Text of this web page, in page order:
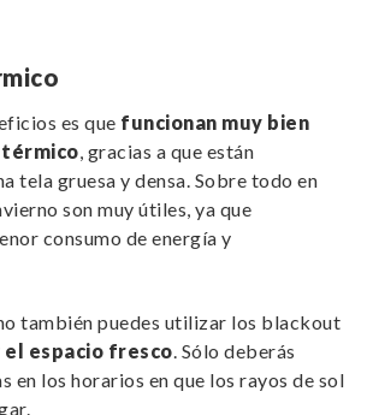
es que funcionan muy bien
térmico , gracias a que están
tela gruesa y densa. Sobre todo en
son muy útiles, ya que
consumo de energía y
también puedes utilizar los blackout
el espacio fresco . Sólo deberás
en los horarios en que los rayos de sol